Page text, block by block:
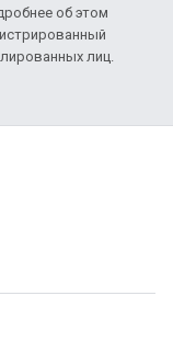
об этом
лиц.